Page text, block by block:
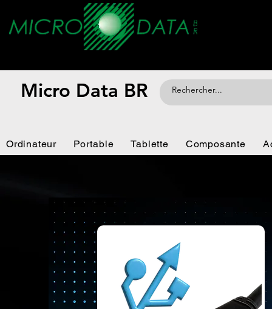
Micro Data BR
Ordinateur Portable Tablette Composante